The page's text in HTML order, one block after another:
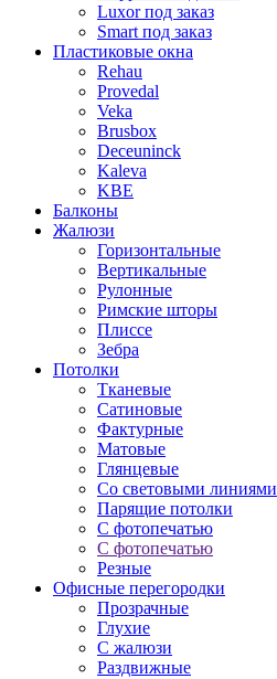
Luxor под заказ
Smart под заказ
Пластиковые окна
Rehau
Provedal
Veka
Brusbox
Deceuninck
Kaleva
KBE
Балконы
Жалюзи
Горизонтальные
Вертикальные
Рулонные
Римские шторы
Плиссе
Зебра
Потолки
Тканевые
Сатиновые
Фактурные
Матовые
Глянцевые
Со световыми линиями
Парящие потолки
С фотопечатью
С фотопечатью
Резные
Офисные перегородки
Прозрачные
Глухие
С жалюзи
Раздвижные